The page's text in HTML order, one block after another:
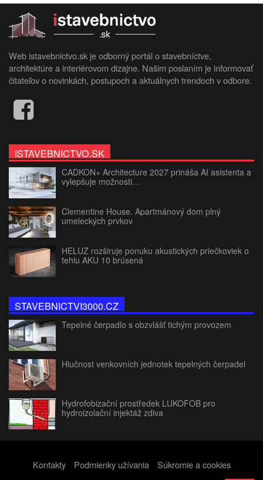
Web istavebnictvo.sk je odborný portál o stavebníctve,
architektúre a interiérovom dizajne. Našim poslaním je informovať
čitateľov o novinkách, postupoch a aktuálnych trendoch v odbore.
ISTAVEBNICTVO.SK
CADKON+ Architecture 2027 prináša AI asistenta a
vylepšuje možnosti…
Clementine House. Apartmánový dom plný
umeleckých prvkov
HELUZ rozširuje ponuku akustických priečkoviek o
tehlu AKU 10 brúsená
STAVEBNICTVI3000.CZ
Tepelné čerpadlo s obzvlášť tichým provozem
Hlučnost venkovních jednotek tepelných čerpadel
Hydrofobizační prostředek LUKOFOB pro
hydroizolační injektáž zdiva
Kontakty Podmienky užívania Súkromie a cookies